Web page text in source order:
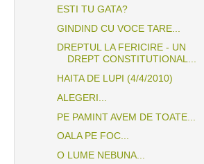
ESTI TU GATA?
GINDIND CU VOCE TARE...
DREPTUL LA FERICIRE - UN
DREPT CONSTITUTIONAL...
HAITA DE LUPI (4/4/2010)
ALEGERI...
PE PAMINT AVEM DE TOATE...
OALA PE FOC...
O LUME NEBUNA...